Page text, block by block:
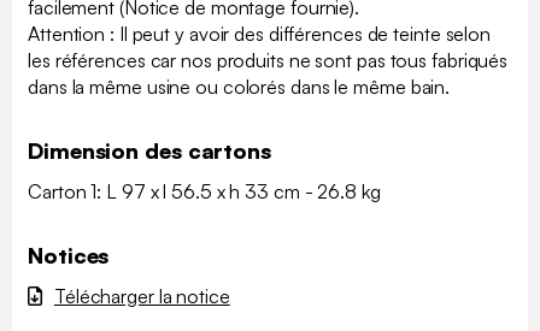
facilement (Notice de montage fournie).
Attention : Il peut y avoir des différences de teinte selon
les références car nos produits ne sont pas tous fabriqués
dans la même usine ou colorés dans le même bain.
Dimension des cartons
Carton 1: L 97 x l 56.5 x h 33 cm - 26.8 kg
Notices
Télécharger la notice